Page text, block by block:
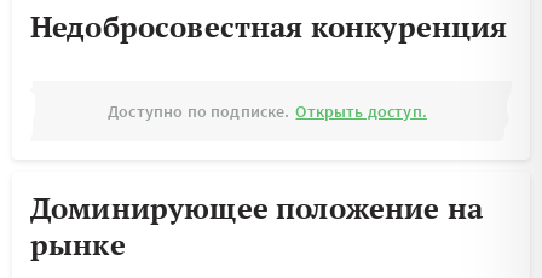
Недобросовестная конкуренция
Доступно по подписке. Открыть доступ.
Доминирующее положение на
рынке